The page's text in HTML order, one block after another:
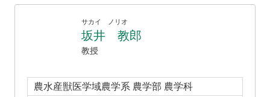
サカイ ノリオ
坂井 教郎
教授
農水産獣医学域農学系 農学部 農学科